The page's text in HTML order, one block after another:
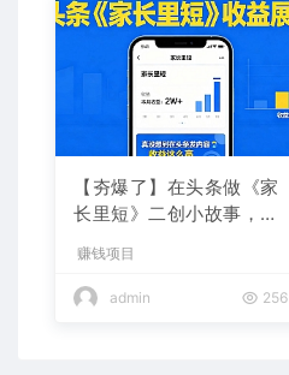
【夯爆了】在头条做《家
长里短》二创小故事，这
赚钱项目
admin 256